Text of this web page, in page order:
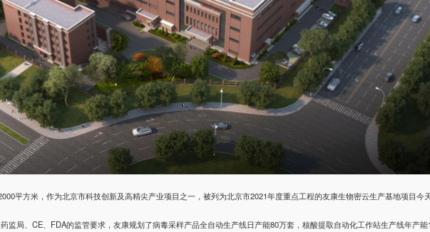
平方米，作为北京市科技创新及高精尖产业项目之一，被列为北京市2021年度重点工程的友康生物密云生产基地项目今
监局、CE、FDA的监管要求，友康规划了病毒采样产品全自动生产线日产能80万套，核酸提取自动化工作站生产线年产能